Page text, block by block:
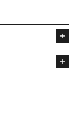
perfezionare il
rimuovere i
trepossiamo